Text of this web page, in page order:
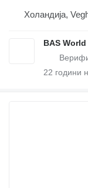
Холандија,
BAS World
22 години